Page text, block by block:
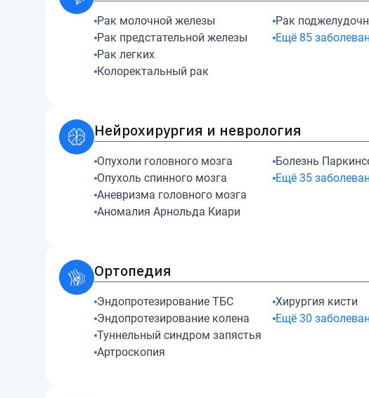
Рак молочной железы
Рак предстательной железы
Рак легких
Колоректальный рак
Рак
Ещё 85
Нейрохирургия и неврология
Опухоли головного мозга
Опухоль спинного мозга
Аневризма головного мозга
Аномалия Арнольда Киари
Болезнь
Ещё 35
Ортопедия
Эндопротезирование ТБС
Эндопротезирование колена
Туннельный синдром запястья
Артроскопия
Хирургия кисти
Ещё 30